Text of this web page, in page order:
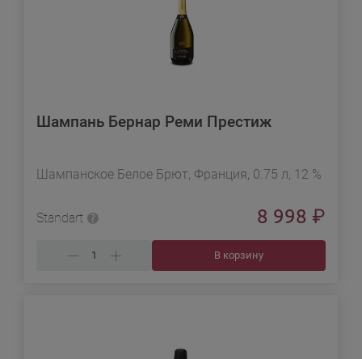
Шампань Бернар Реми Престиж
Шампанское Белое Брют, Франция, 0.75 л, 12 %
Standart 8 998 ₽
В корзину